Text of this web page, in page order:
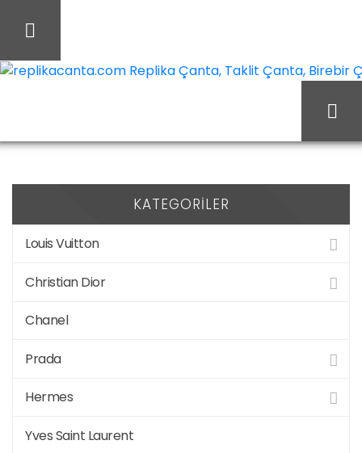
Ayakkabı
KATEGORILER
Louis Vuitton
Christian Dior
Chanel
Prada
Hermes
Yves Saint Laurent